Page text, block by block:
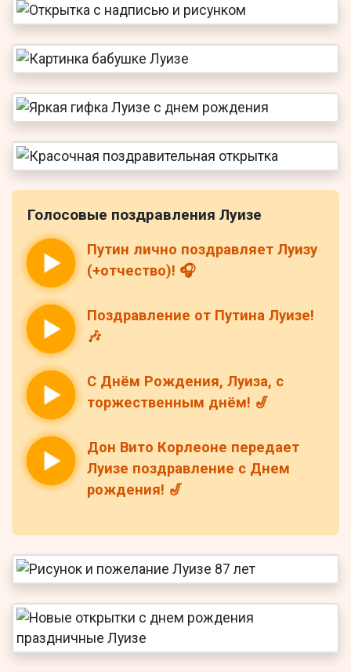
Голосовые поздравления Луизе
Путин лично поздравляет Луизу
(+отчество)! 🎧
Поздравление от Путина Луизе!
🎶
С Днём Рождения, Луиза, с
торжественным днём! 🎷
Дон Вито Корлеоне передает
Луизе поздравление с Днем
рождения! 🎷